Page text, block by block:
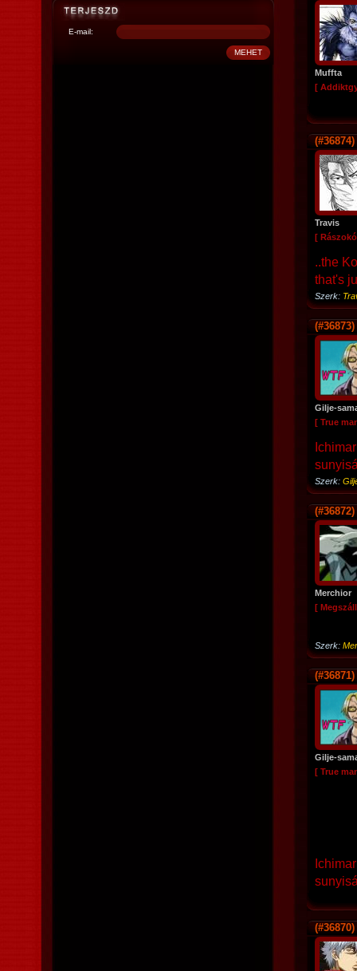
E-mail:
Muffta
[
(#36874)
Travis
[
..the
that's
Szerk:
(#36873)
Gilje-
[ True
Szerk:
(#36872)
Merchior
[
Szerk:
(#36871)
Gilje-
[ True
(#36870)